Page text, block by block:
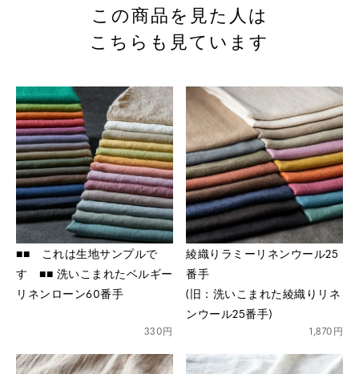
※詳しくはこちら
※詳しくはこちら
この商品を見た人は
こちらも見ています
■■ これは生地サンプルで
す ■■ 洗いこまれたベルギー
リネンローン60番手
330円
綾織りラミーリネンウール25
番手
(旧：洗いこまれた綾織りリネ
ンウール25番手)
1,870円